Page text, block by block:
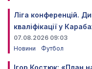
Ліга конференцій.
кваліфікації у
07.08.2026 09:03
Новини
Футбол
Ігор Костюк: «План